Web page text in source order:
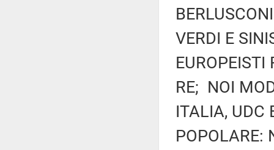
VERDI E
EUROPEISTI
RE; NOI
ITALIA, UDC
POPOLARE: